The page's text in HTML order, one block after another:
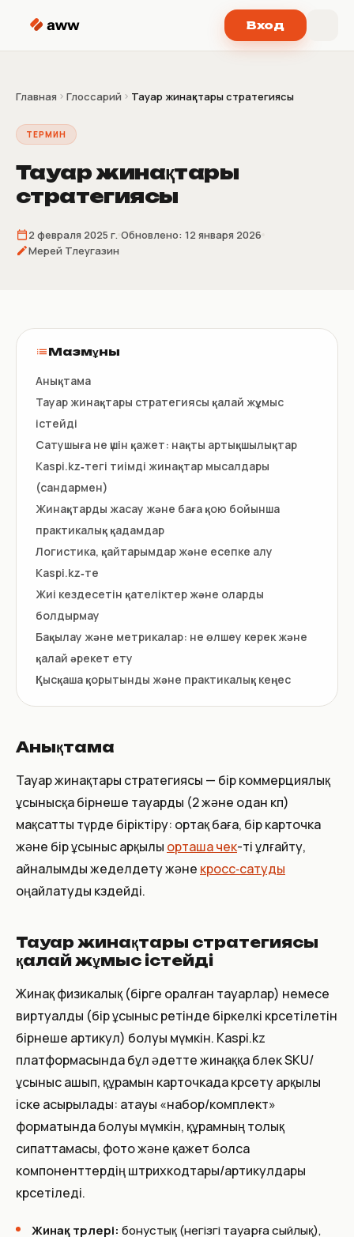
Вход
Главная Глоссарий Тауар жинақтары стратегиясы
ТЕРМИН
Тауар жинақтары
стратегиясы
2 февраля 2025 г. Обновлено: 12 января 2026
Мерей Тлеугазин
Мазмұны
Анықтама
Тауар жинақтары стратегиясы қалай жұмыс
істейді
Сатушыға не үшін қажет: нақты артықшылықтар
Kaspi.kz‑тегі тиімді жинақтар мысалдары
(сандармен)
Жинақтарды жасау және баға қою бойынша
практикалық қадамдар
Логистика, қайтарымдар және есепке алу
Kaspi.kz‑те
Жиі кездесетін қателіктер және оларды
болдырмау
Бақылау және метрикалар: не өлшеу керек және
қалай әрекет ету
Қысқаша қорытынды және практикалық кеңес
Анықтама
Тауар жинақтары стратегиясы — бір коммерциялық
ұсынысқа бірнеше тауарды (2 және одан көп)
мақсатты түрде біріктіру: ортақ баға, бір карточка
және бір ұсыныс арқылы орташа чек-ті ұлғайту,
айналымды жеделдету және кросс‑сатуды
оңайлатуды көздейді.
Тауар жинақтары стратегиясы
қалай жұмыс істейді
Жинақ физикалық (бірге оралған тауарлар) немесе
виртуалды (бір ұсыныс ретінде біркелкі көрсетілетін
бірнеше артикул) болуы мүмкін. Kaspi.kz
платформасында бұл әдетте жинаққа бөлек SKU/
ұсыныс ашып, құрамын карточкада көрсету арқылы
іске асырылады: атауы «набор/комплект»
форматында болуы мүмкін, құрамның толық
сипаттамасы, фото және қажет болса
компоненттердің штрихкодтары/артикулдары
көрсетіледі.
Жинақ түрлері: бонустық (негізгі тауарға сыйлық),